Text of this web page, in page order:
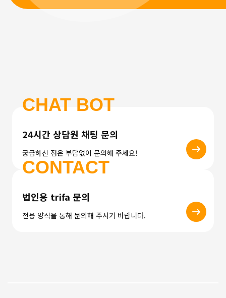
CHAT BOT
24시간 상담원 채팅 문의
궁금하신 점은 부담없이 문의해 주세요!
CONTACT
법인용 trifa 문의
전용 양식을 통해 문의해 주시기 바랍니다.